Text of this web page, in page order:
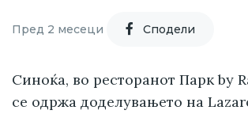
Пред 2 месеци Cподели
Синоќа, во ресторанот Парк by
се одржа доделувањето на